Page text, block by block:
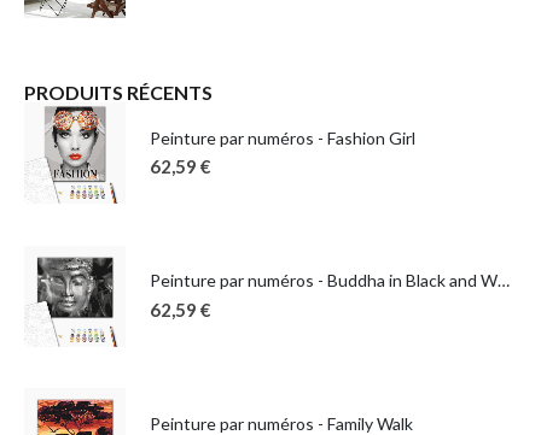
PRODUITS RÉCENTS
Peinture par numéros - Fashion Girl
62,59 €
Peinture par numéros - Buddha in Black and White
62,59 €
Peinture par numéros - Family Walk